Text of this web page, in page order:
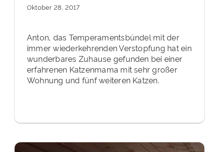
Oktober 28, 2017
Anton, das Temperamentsbündel mit der
immer wiederkehrenden Verstopfung hat ein
wunderbares Zuhause gefunden bei einer
erfahrenen Katzenmama mit sehr großer
Wohnung und fünf weiteren Katzen.